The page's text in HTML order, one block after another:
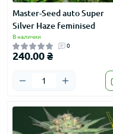
Master-Seed auto Super
Silver Haze feminised
В наличии
0
240.00 ₴